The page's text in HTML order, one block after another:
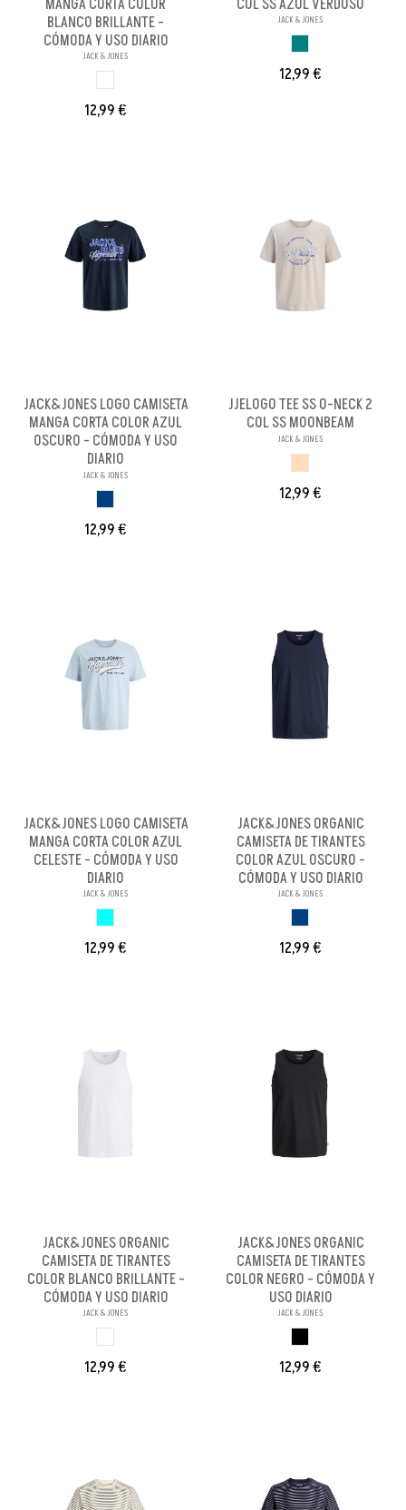
BLANCO BRILLANTE -
CÓMODA Y USO DIARIO
JACK & JONES
12,99 €
JACK & JONES
12,99 €
JACK&JONES LOGO CAMISETA
MANGA CORTA COLOR AZUL
OSCURO - CÓMODA Y USO
DIARIO
JACK & JONES
12,99 €
JJELOGO TEE SS O-NECK 2
COL SS MOONBEAM
JACK & JONES
12,99 €
JACK&JONES LOGO CAMISETA
MANGA CORTA COLOR AZUL
CELESTE - CÓMODA Y USO
DIARIO
JACK & JONES
12,99 €
JACK&JONES ORGANIC
CAMISETA DE TIRANTES
COLOR AZUL OSCURO -
CÓMODA Y USO DIARIO
JACK & JONES
12,99 €
JACK&JONES ORGANIC
CAMISETA DE TIRANTES
COLOR BLANCO BRILLANTE -
CÓMODA Y USO DIARIO
JACK & JONES
12,99 €
JACK&JONES ORGANIC
CAMISETA DE TIRANTES
COLOR NEGRO - CÓMODA Y
USO DIARIO
JACK & JONES
12,99 €